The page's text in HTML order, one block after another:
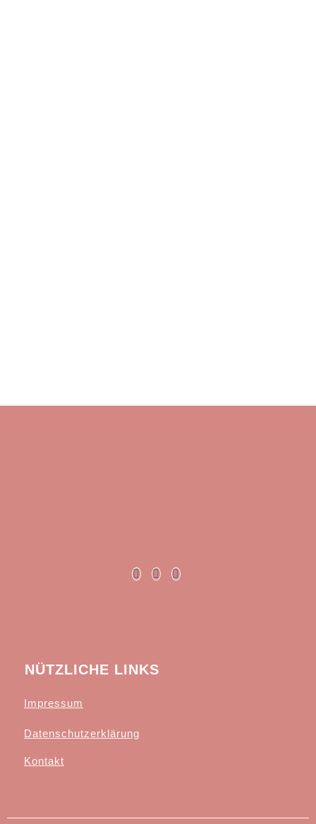
NÜTZLICHE LINKS
Impressum
Datenschutzerklärung
Kontakt